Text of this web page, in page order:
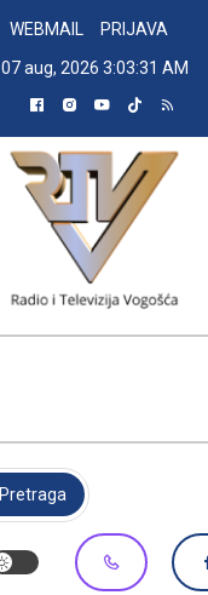
WEBMAIL
PRIJAVA
07 aug, 2026 3:03:32 AM